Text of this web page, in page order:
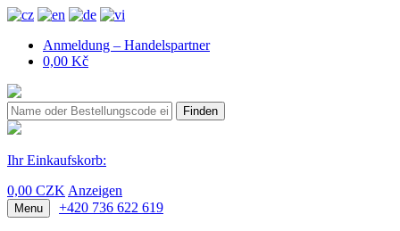
Anmeldung – Handelspartner
0,00 Kč
Finden
Ihr Einkaufskorb:
0,00 CZK Anzeigen
Menu +420 736 622 619